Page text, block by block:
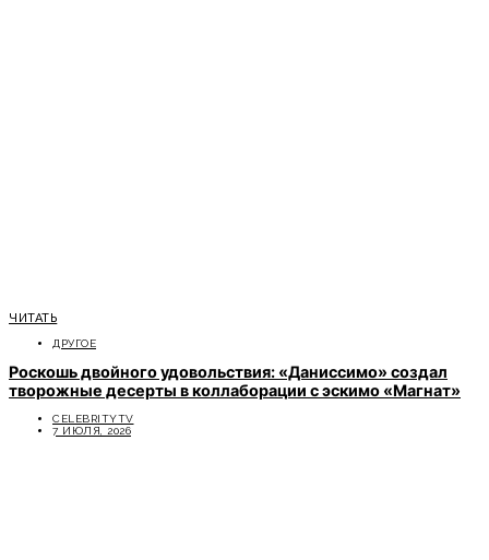
ЧИТАТЬ
ДРУГОЕ
Роскошь двойного удовольствия: «Даниссимо» создал
творожные десерты в коллаборации с эскимо «Магнат»
CELEBRITYTV
7 ИЮЛЯ, 2026